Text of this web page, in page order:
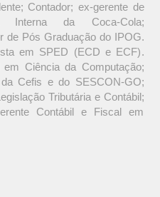
Contador; ex-gerente de
Interna da Coca-Cola;
de Pós Graduação do IPOG.
em SPED (ECD e ECF).
em Ciência da Computação;
da Cefis e do SESCON-GO;
Tributária e Contábil;
Contábil e Fiscal em